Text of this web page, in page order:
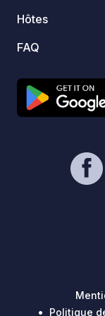
Hôtes
FAQ
Politique